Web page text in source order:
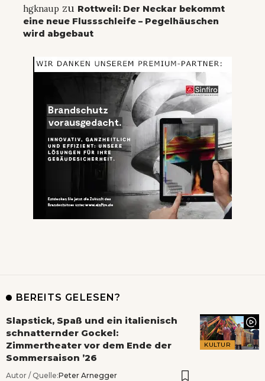
hgknaup zu Rottweil: Der Neckar bekommt
eine neue Flussschleife – Pegelhäuschen
wird abgebaut
BEREITS GELESEN?
KULTUR
Slapstick, Spaß und ein italienisch
schnatternder Gockel:
Zimmertheater vor dem Ende der
Sommersaison ’26
Autor / Quelle:Peter Arnegger